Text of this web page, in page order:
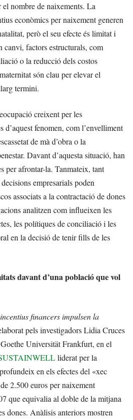
el nombre de naixements. La
econòmics per naixement generen
però el seu efecte és limitat i
canvi, factors estructurals, com
o la reducció dels costos
són clau per elevar el
termini.
creixent per les
d’aquest fenomen, com l’envelliment
de mà d’obra o la
Davant d’aquesta situació, han
per afrontar-la. Tanmateix, tant
empresarials poden
associats a la contractació de dones
analitzen com influeixen les
les polítiques de conciliació i les
en la decisió de tenir fills de les
davant d’una població que vol
financers impulsen la
pels investigadors Lidia Cruces
Universität Frankfurt, en el
liderat per la
en els efectes del «xec
2.500 euros per naixement
que equivalia al doble de la mitjana
dones. Anàlisis anteriors mostren